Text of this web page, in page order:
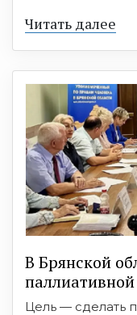
Читать далее
В Брянской
Цель — сделать